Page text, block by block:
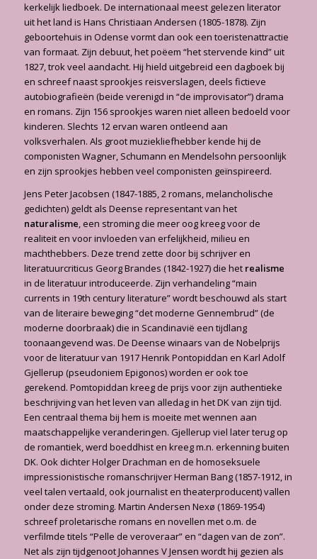
kerkelijk liedboek. De internationaal meest gele­zen literator
uit het land is Hans Christiaan Andersen (1805-1878). Zijn
geboortehuis in Odense vormt dan ook een toeristenattractie
van formaat. Zijn debuut, het poëem “het stervende kind” uit
1827, trok veel aandacht. Hij hield uitgebreid een dagboek bij
en schreef naast sprookjes reisverslagen, deels fictieve
autobiografieën (beide verenigd in “de improvisator”) drama
en romans. Zijn 156 sprookjes waren niet alleen bedoeld voor
kinderen. Slechts 12 ervan waren ontleend aan
volksverhalen. Als groot muziekliefhebber kende hij de
componisten Wagner, Schumann en Mendelsohn persoonlijk
en zijn sprookjes hebben veel componisten geïnspireerd.
Jens Peter Jacobsen (1847-1885, 2 romans, melancholische
gedichten) geldt als Deense representant van het
naturalisme, een stroming die meer oog kreeg voor de
realiteit en voor invloeden van erfelijkheid, milieu en
machthebbers. Deze trend zette door bij schrijver en
literatuurcriticus Georg Brandes (1842-1927) die het realisme
in de literatuur introduceerde. Zijn verhandeling “main
currents in 19th century literature” wordt beschouwd als start
van de literaire beweging “det moderne Gennembrud” (de
moderne doorbraak) die in Scandinavië een tijdlang
toonaangevend was. De Deense winaars van de Nobelprijs
voor de literatuur van 1917 Henrik Pontopiddan en Karl Adolf
Gjellerup (pseudoniem Epigonos) worden er ook toe
gerekend. Pomtopiddan kreeg de prijs voor zijn authentieke
beschrijving van het leven van alledag in het DK van zijn tijd.
Een centraal thema bij hem is moeite met wennen aan
maatschappelijke veranderingen. Gjellerup viel later terug op
de romantiek, werd boeddhist en kreeg m.n. erkenning buiten
DK. Ook dichter Holger Drachman en de homoseksuele
impressionistische romanschrijver Herman Bang (1857-1912, in
veel talen vertaald, ook journalist en theaterproducent) vallen
onder deze stroming. Martin Andersen Nexø (1869-1954)
schreef proletarische romans en novellen met o.m. de
verfilmde titels “Pelle de veroveraar” en “dagen van de zon”.
Net als zijn tijdgenoot Johannes V Jensen wordt hij gezien als